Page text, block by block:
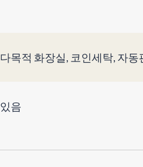
다목적 화장실, 코인세탁, 자동
있음